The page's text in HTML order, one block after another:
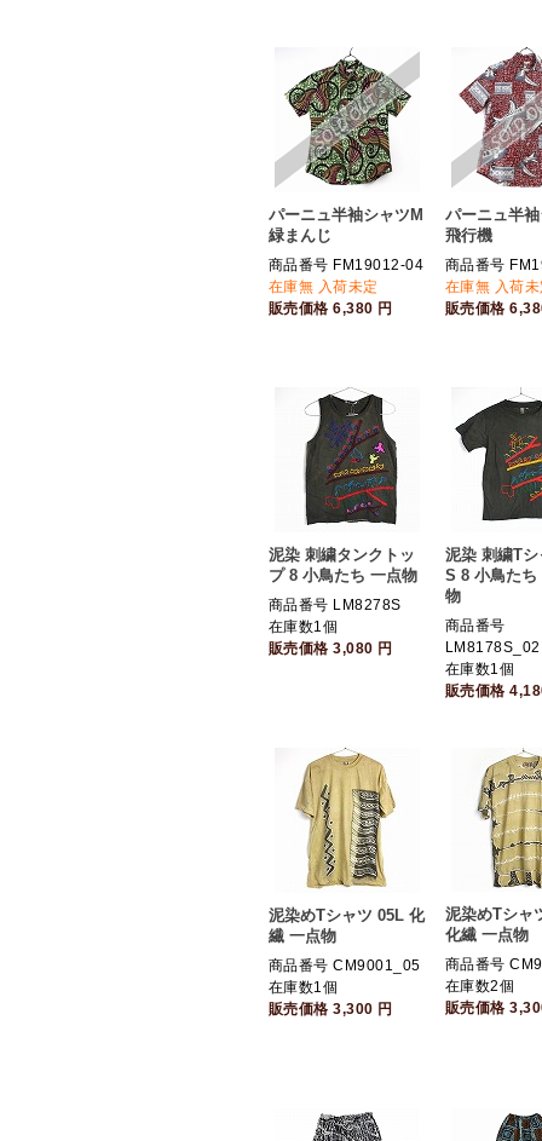
パーニュ半袖シャツM
緑まんじ
商品番号 FM19012-04
在庫無 入荷未定
販売価格6,380 円
パーニュ半
飛行機
商品番号
在庫無 入荷
販売価格
泥染 刺繍タンクトッ
プ 8 小鳥たち 一点物
商品番号 LM8278S
在庫数1個
販売価格3,080 円
泥染 刺繍T
S 8 小鳥たち
物
商品番号
LM8178S_02
在庫数1個
販売価格
泥染めTシャツ 05L 化
繊 一点物
商品番号 CM9001_05
在庫数1個
販売価格3,300 円
泥染めTシャ
化繊 一点物
商品番号
在庫数2個
販売価格